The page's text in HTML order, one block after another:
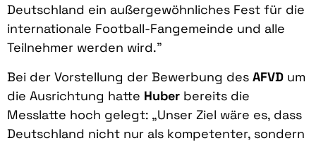
Deutschland ein außergewöhnliches Fest für die
internationale Football-Fangemeinde und alle
Teilnehmer werden wird.”
Bei der Vorstellung der Bewerbung des AFVD um
die Ausrichtung hatte Huber bereits die
Messlatte hoch gelegt: „Unser Ziel wäre es, dass
Deutschland nicht nur als kompetenter, sondern